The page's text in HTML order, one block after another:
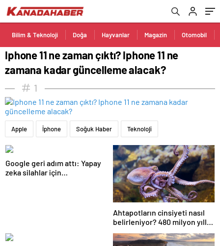
Bilim & Teknoloji Doğa Hayvanlar Magazin Otomobil
Iphone 11 ne zaman çıktı? Iphone 11 ne
zamana kadar güncelleme alacak?
1
Apple İphone Soğuk Haber Teknoloji
Google geri adım attı: Yapay
zeka silahlar için
Ahtapotların cinsiyeti nasıl
belirleniyor? 480 milyon yıllık
gizem çözüldü